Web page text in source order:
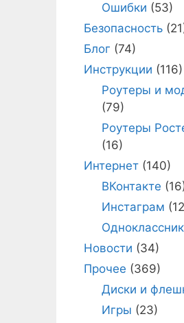
Ошибки (53)
Безопасность
Блог (74)
Инструкции (116)
Роутеры и
(79)
Роутеры
(16)
Интернет (140)
ВКонтакте
Инстаграм
Новости (34)
Прочее (369)
Диски и
Игры (23)